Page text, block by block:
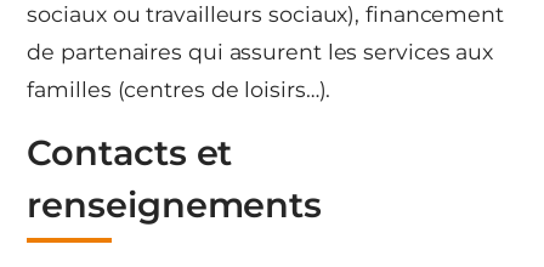
sociaux ou travailleurs sociaux), financement
de partenaires qui assurent les services aux
familles (centres de loisirs…).
Contacts et
renseignements